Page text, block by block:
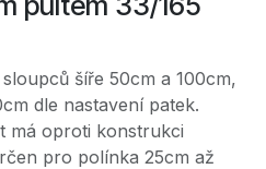
šíře 50cm a 100cm,
dle nastavení patek.
má oproti konstrukci
pro polínka 25cm až